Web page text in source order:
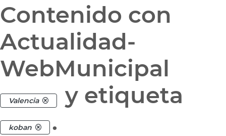
Contenido con
Actualidad-
WebMunicipal
Valencia y etiqueta
koban .